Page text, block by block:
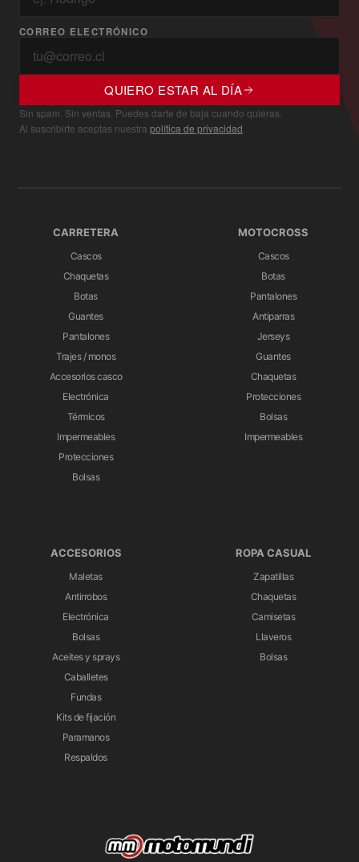
CORREO ELECTRÓNICO
QUIERO ESTAR AL DÍA
Sin spam. Sin ventas. Puedes darte de baja cuando quieras.
Al suscribirte aceptas nuestra política de privacidad
CARRETERA
Cascos
Chaquetas
Botas
Guantes
Pantalones
Trajes / monos
Accesorios casco
Electrónica
Térmicos
Impermeables
Protecciones
Bolsas
MOTOCROSS
Cascos
Botas
Pantalones
Antiparras
Jerseys
Guantes
Chaquetas
Protecciones
Bolsas
Impermeables
ACCESORIOS
Maletas
Antirrobos
Electrónica
Bolsas
Aceites y sprays
Caballetes
Fundas
Kits de fijación
Paramanos
Respaldos
ROPA CASUAL
Zapatillas
Chaquetas
Camisetas
Llaveros
Bolsas